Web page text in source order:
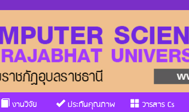
งานวิจัย ประกันคุณภาพ วารสาร Cs